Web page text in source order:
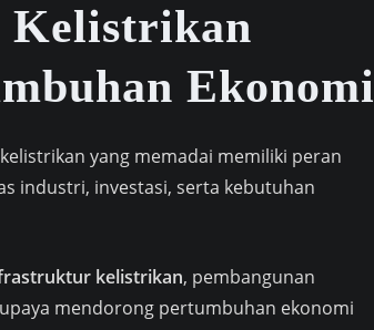
Ekonomi
yang memadai memiliki peran
industri, investasi, serta kebutuhan
kelistrikan, pembangunan
mendorong pertumbuhan ekonomi